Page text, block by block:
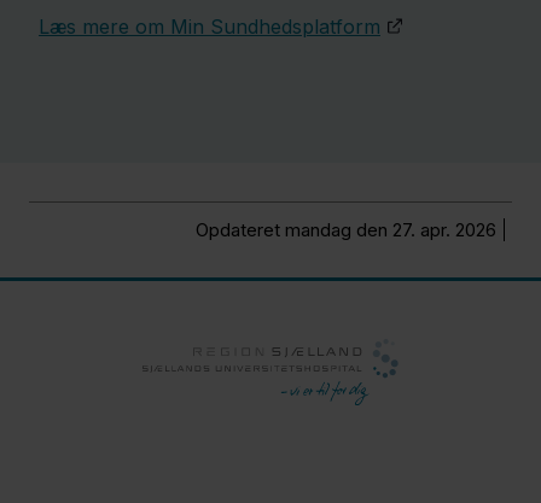
Læs mere om Min Sundhedsplatform
Opdateret mandag den 27. apr. 2026